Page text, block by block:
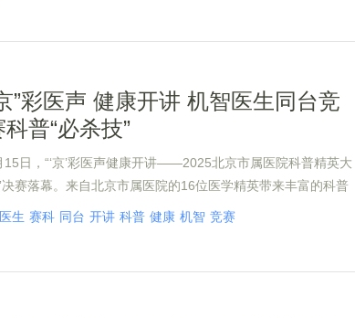
”彩医声 健康开讲 机智医生同台竞
科普“必杀技”
15日，“‘京’彩医声健康开讲——2025北京市属医院科普精英大
决赛落幕。来自北京市属医院的16位医学精英带来丰富的科普
识，面对专家评委和线上线下观众侃侃而谈。
医生 赛科 同台 开讲 科普 健康 机智 竞赛